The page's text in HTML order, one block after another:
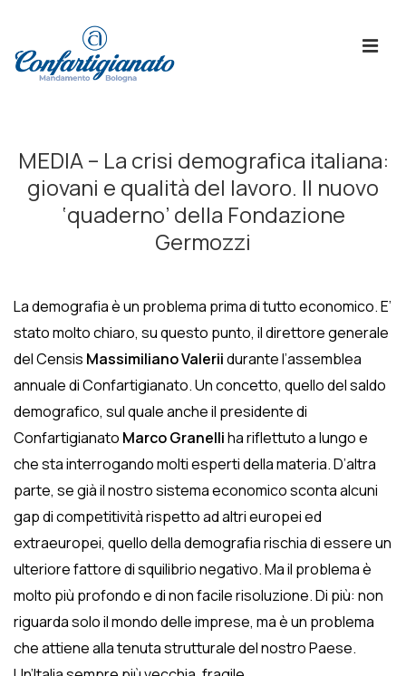
Principale
MEDIA – La crisi demografica italiana:
giovani e qualità del lavoro. Il nuovo
‘quaderno’ della Fondazione
Germozzi
La demografia è un problema prima di tutto economico. E’
stato molto chiaro, su questo punto, il direttore generale
del Censis Massimiliano Valeriidurante l’assemblea
annuale di Confartigianato. Un concetto, quello del saldo
demografico, sul quale anche il presidente di
Confartigianato Marco Granelliha riflettuto a lungo e
che sta interrogando molti esperti della materia. D’altra
parte, se già il nostro sistema economico sconta alcuni
gap di competitività rispetto ad altri europei ed
extraeuropei, quello della demografia rischia di essere un
ulteriore fattore di squilibrio negativo. Ma il problema è
molto più profondo e di non facile risoluzione. Di più: non
riguarda solo il mondo delle imprese, ma è un problema
che attiene alla tenuta strutturale del nostro Paese.